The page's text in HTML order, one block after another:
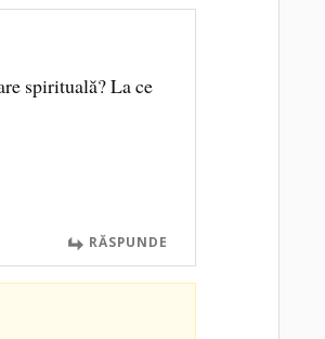
spirituală? La ce
RĂSPUNDE